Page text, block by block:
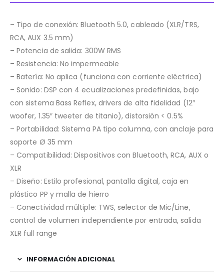
– Tipo de conexión: Bluetooth 5.0, cableado (XLR/TRS,
RCA, AUX 3.5 mm)
– Potencia de salida: 300W RMS
– Resistencia: No impermeable
– Batería: No aplica (funciona con corriente eléctrica)
– Sonido: DSP con 4 ecualizaciones predefinidas, bajo
con sistema Bass Reflex, drivers de alta fidelidad (12″
woofer, 1.35″ tweeter de titanio), distorsión < 0.5%
– Portabilidad: Sistema PA tipo columna, con anclaje para
soporte Ø 35 mm
– Compatibilidad: Dispositivos con Bluetooth, RCA, AUX o
XLR
– Diseño: Estilo profesional, pantalla digital, caja en
plástico PP y malla de hierro
– Conectividad múltiple: TWS, selector de Mic/Line,
control de volumen independiente por entrada, salida
XLR full range
INFORMACIÓN ADICIONAL